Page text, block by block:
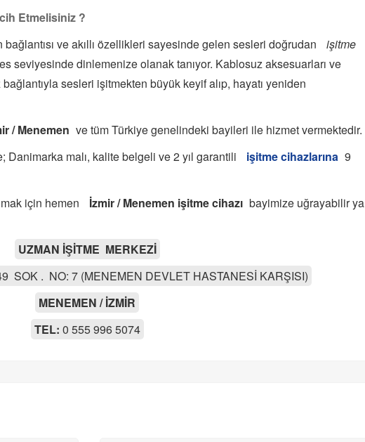
Etmelisiniz ?
bağlantısı ve akıllı özellikleri sayesinde gelen sesleri doğrudan
işitme
seviyesinde dinlemenize olanak tanıyor. Kablosuz aksesuarları ve
sesleri işitmekten büyük keyif alıp, hayatı yeniden
/ Menemen ve tüm Türkiye genelindeki bayileri ile hizmet vermektedir.
Danimarka malı, kalite belgeli ve 2 yıl garantili
işitme cihazlarına 9
için hemen
İzmir / Menemen işitme cihazı bayimize uğrayabilir ya
UZMAN İŞİTME MERKEZİ
SOK . NO: 7 (MENEMEN DEVLET HASTANESİ KARŞISI)
MENEMEN / İZMİR
TEL: 0 555 996 5074